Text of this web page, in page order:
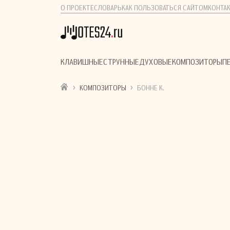
О ПРОЕКТЕСЛОВАРЬ КАК ПОЛЬЗОВАТЬСЯ САЙТОМ
КЛАВИШНЫЕСТРУННЫЕДУХОВЫЕКОМПОЗИТОРЫ
› КОМПОЗИТОРЫ › БОННЕ К.